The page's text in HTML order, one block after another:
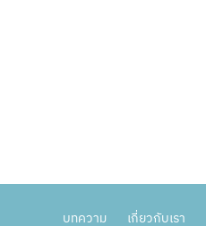
บทความ เกี่ยวกับเรา